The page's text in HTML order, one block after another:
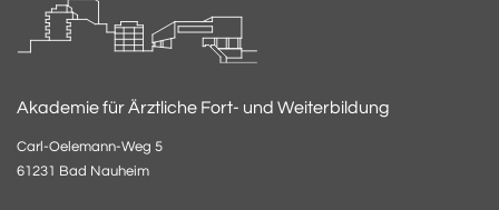
Akademie für Ärztliche Fort- und Weiterbildung
Carl-Oelemann-Weg 5
61231 Bad Nauheim